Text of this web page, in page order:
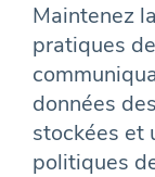
Maintenez
pratiques
données
stockées et
politiques